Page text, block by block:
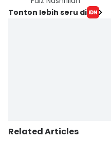
Tonton lebih seru di
Related Articles